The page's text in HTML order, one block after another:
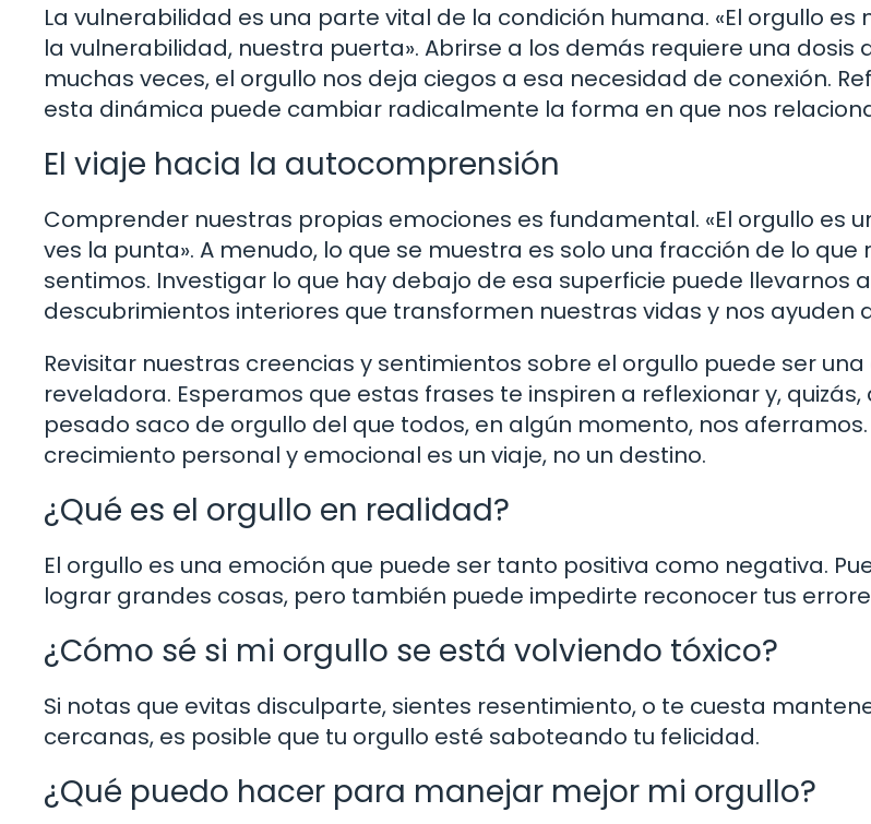
La vulnerabilidad es una parte vital de la condición humana. «El orgullo es
la vulnerabilidad, nuestra puerta». Abrirse a los demás requiere una dosis
muchas veces, el orgullo nos deja ciegos a esa necesidad de conexión.
esta dinámica puede cambiar radicalmente la forma en que nos
El viaje hacia la autocomprensión
Comprender nuestras propias emociones es fundamental. «El orgullo es
ves la punta». A menudo, lo que se muestra es solo una fracción de lo
sentimos. Investigar lo que hay debajo de esa superficie puede llevarnos a
descubrimientos interiores que transformen nuestras vidas y nos ayuden
Revisitar nuestras creencias y sentimientos sobre el orgullo puede ser
reveladora. Esperamos que estas frases te inspiren a reflexionar y, quizás,
pesado saco de orgullo del que todos, en algún momento, nos aferramos.
crecimiento personal y emocional es un viaje, no un destino.
¿Qué es el orgullo en realidad?
El orgullo es una emoción que puede ser tanto positiva como negativa.
lograr grandes cosas, pero también puede impedirte reconocer tus
¿Cómo sé si mi orgullo se está volviendo tóxico?
Si notas que evitas disculparte, sientes resentimiento, o te cuesta
cercanas, es posible que tu orgullo esté saboteando tu felicidad.
¿Qué puedo hacer para manejar mejor mi orgullo?